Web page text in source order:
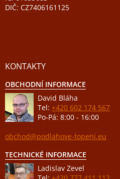
DIČ: CZ7406161125
KONTAKTY
OBCHODNÍ INFORMACE
David Bláha
Tel: +420 602 174 567
Po-Pá: 8:00 - 16:00
obchod@podlahove-topeni.eu
TECHNICKÉ INFORMACE
Ladislav Zevel